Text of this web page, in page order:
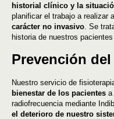
historial clínico y la
planificar el trabajo a realizar
carácter no invasivo . Se
historia de nuestros
Prevención
Nuestro servicio de
bienestar de los pacientes a
radiofrecuencia mediante
el deterioro de nuestro